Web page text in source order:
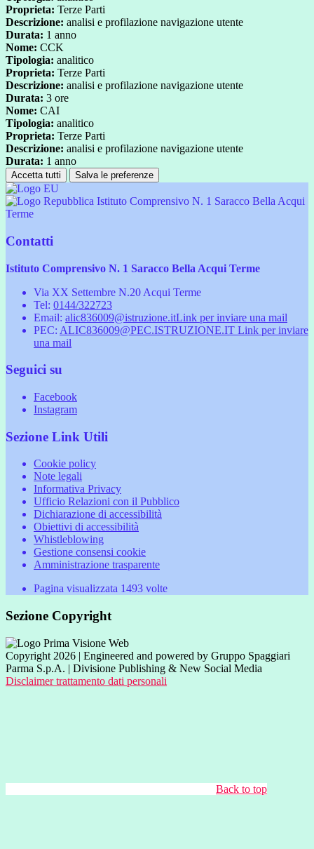
Proprieta: Terze Parti
Descrizione: analisi e profilazione navigazione utente
Durata: 1 anno
Nome: CCK
Tipologia: analitico
Proprieta: Terze Parti
Descrizione: analisi e profilazione navigazione utente
Durata: 3 ore
Nome: CAI
Tipologia: analitico
Proprieta: Terze Parti
Descrizione: analisi e profilazione navigazione utente
Durata: 1 anno
Accetta tutti Salva le preferenze
Istituto Comprensivo N. 1 Saracco Bella Acqui
Terme
Contatti
Istituto Comprensivo N. 1 Saracco Bella Acqui Terme
Via XX Settembre N.20 Acqui Terme
Tel: 0144/322723
Email: alic836009@istruzione.itLink per inviare una mail
PEC: ALIC836009@PEC.ISTRUZIONE.IT Link per inviare
una mail
Seguici su
Facebook
Instagram
Sezione Link Utili
Cookie policy
Note legali
Informativa Privacy
Ufficio Relazioni con il Pubblico
Dichiarazione di accessibilità
Obiettivi di accessibilità
Whistleblowing
Gestione consensi cookie
Amministrazione trasparente
Pagina visualizzata 1493 volte
Sezione Copyright
Copyright 2026 | Engineered and powered by Gruppo Spaggiari
Parma S.p.A. | Divisione Publishing & New Social Media
Disclaimer trattamento dati personali
Back to top